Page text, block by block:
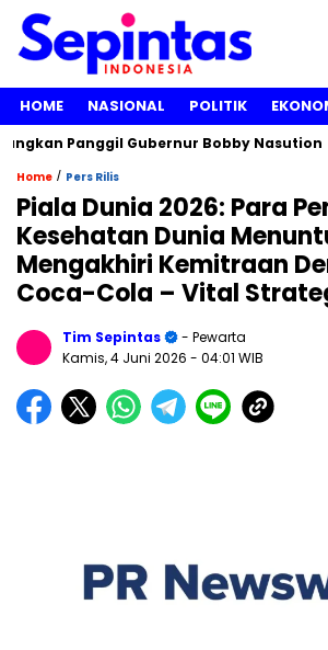
HOME NASIONAL POLITIK
Panggil Gubernur Bobby Nasution
Home / Pers Rilis
Piala Dunia 2026: Para
Kesehatan Dunia
Mengakhiri Kemitraan
Coca-Cola – Vital
Tim Sepintas
- Pewarta
Kamis, 4 Juni 2026 - 04:01 WIB